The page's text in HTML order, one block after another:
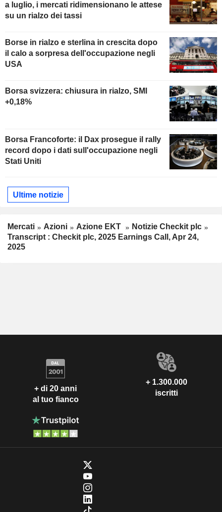
a luglio, i mercati ridimensionano le attese
su un rialzo dei tassi
Borse in rialzo e sterlina in crescita dopo
il calo a sorpresa dell'occupazione negli
USA
Borsa svizzera: chiusura in rialzo, SMI
+0,18%
Borsa Francoforte: il Dax prosegue il rally
record dopo i dati sull'occupazione negli
Stati Uniti
Ultime notizie
Mercati Azioni Azione EKT
Notizie Checkit plc
Transcript : Checkit plc, 2025 Earnings Call, Apr 24,
2025
+ di 20 anni
al tuo fianco
+ 1.300.000
iscritti